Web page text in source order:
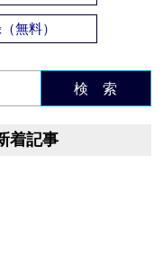
無料）
検 索
着記事